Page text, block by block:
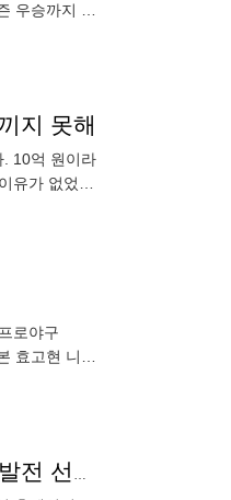
우승까지 마
지 못해
. 10억 원이라
유가 없었기
로야구
효고현 니시
"5위 누군지 알아?" 김하성 위상이 이 정도다…트레이드된 경쟁자와 함께 '기량 발전 선수' 선정